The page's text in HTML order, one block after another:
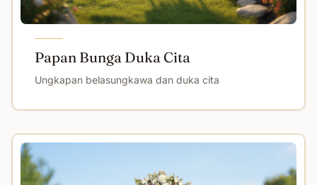
Papan Bunga Duka Cita
Ungkapan belasungkawa dan duka cita